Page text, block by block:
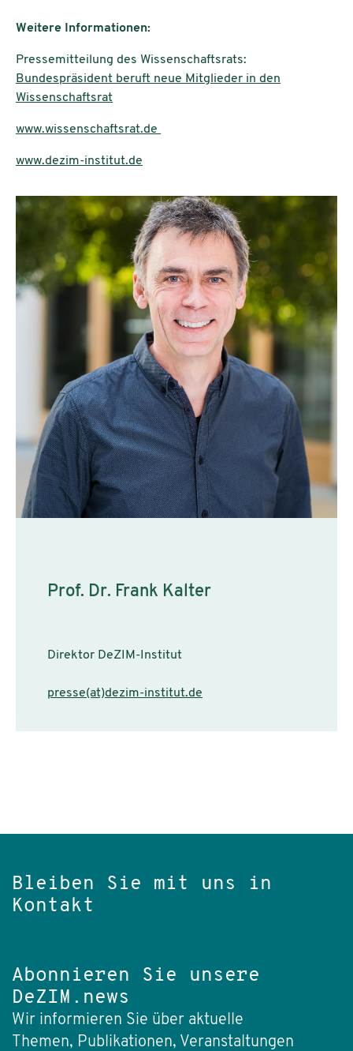
Weitere Informationen:
Pressemitteilung des Wissenschaftsrats:
Bundespräsident beruft neue Mitglieder in den
Wissenschaftsrat
www.wissenschaftsrat.de
www.dezim-institut.de
Prof. Dr. Frank Kalter
Direktor DeZIM-Institut
presse(at)dezim-institut.de
Bleiben Sie mit uns in
Kontakt
Abonnieren Sie unsere
DeZIM.news
Wir informieren Sie über aktuelle
Themen, Publikationen, Veranstaltungen